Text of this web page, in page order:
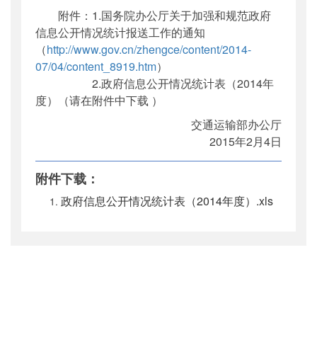
附件：1.国务院办公厅关于加强和规范政府
信息公开情况统计报送工作的通知
（http://www.gov.cn/zhengce/content/2014-
07/04/content_8919.htm）
2.政府信息公开情况统计表（2014年
度）（请在附件中下载 ）
交通运输部办公厅
2015年2月4日
附件下载：
政府信息公开情况统计表（2014年度）.xls